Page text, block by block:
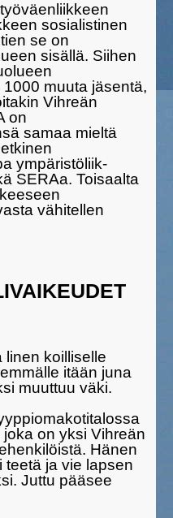
sosialisti­nen
se on
sisällä. Siihen
muuta jäsentä,
Vihreän
on
samaa mieltä
ympäristö­liik­
SERAa. Toisaalta
vähitellen
linen koilliselle
itään juna
muuttuu väki.
on yksi Vihreän
Hänen
teetä ja vie lapsen
Juttu pääsee